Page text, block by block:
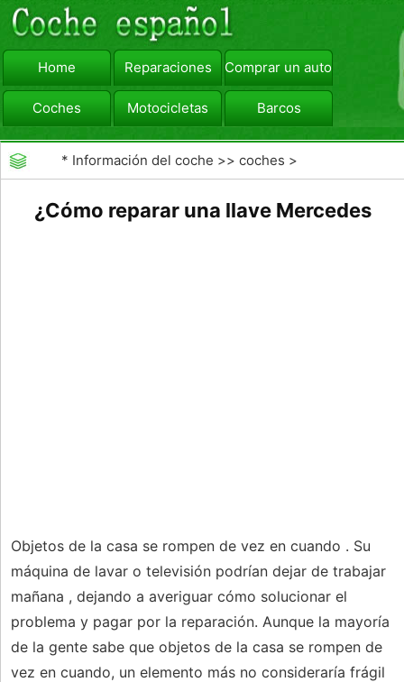
Home Reparaciones Comprar un automóvil
Coches Motocicletas Barcos
viajar Camiones
* Información del coche >>coches >
¿Cómo reparar una llave Mercedes
Objetos de la casa se ​​rompen de vez en cuando . Su
máquina de lavar o televisión podrían dejar de trabajar
mañana , dejando a averiguar cómo solucionar el
problema y pagar por la reparación. Aunque la mayoría
de la gente sabe que objetos de la casa se ​​rompen de
vez en cuando, un elemento más no consideraría frágil